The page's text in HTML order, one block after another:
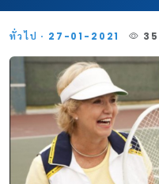
ทั่วไป · 27-01-2021 35